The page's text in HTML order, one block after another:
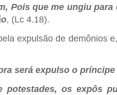
Pois que me ungiu
, (Lc 4.18).
expulsão de demônios
será expulso o
potestades, os expôs